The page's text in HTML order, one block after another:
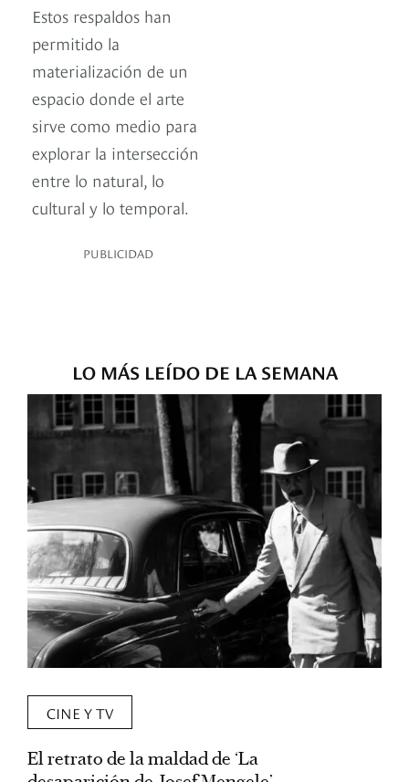
Estos respaldos han
permitido la
materialización de un
espacio donde el arte
sirve como medio para
explorar la intersección
entre lo natural, lo
cultural y lo temporal.
PUBLICIDAD
LO MÁS LEÍDO DE LA SEMANA
CINE Y TV
El retrato de la maldad de ‘La